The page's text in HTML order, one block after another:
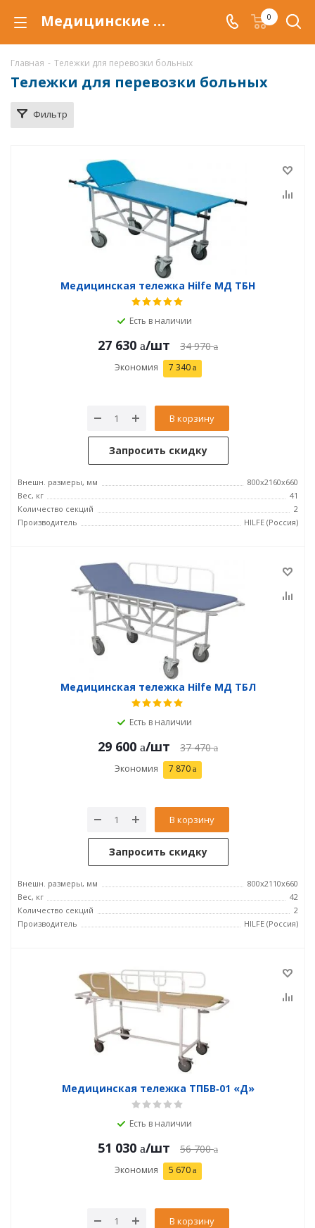
Медицинские тележки купить по низкой цене в Самаре, для перемещения больных внутри больничных помещений 0
Главная - Тележки для перевозки больных
Тележки для перевозки больных
Фильтр
Медицинская тележка Hilfe МД ТБН
Есть в наличии
27 630 /шт 34 970
Экономия 7 340
В корзину
Запросить скидку
Внешн. размеры, мм
800x2160x660
Вес, кг
41
Количество секций
2
Производитель
HILFE (Россия)
Медицинская тележка Hilfe МД ТБЛ
Есть в наличии
29 600 /шт 37 470
Экономия 7 870
В корзину
Запросить скидку
Внешн. размеры, мм
800x2110x660
Вес, кг
42
Количество секций
2
Производитель
HILFE (Россия)
Медицинская тележка ТПБВ‑01 «Д»
Есть в наличии
51 030 /шт 56 700
Экономия 5 670
В корзину